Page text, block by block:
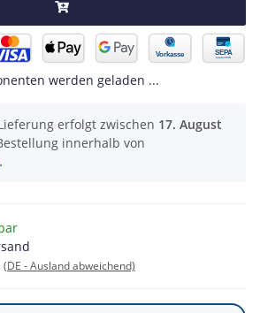
werden geladen ...
erfolgt zwischen 17. August
innerhalb von
(DE - Ausland abweichend)